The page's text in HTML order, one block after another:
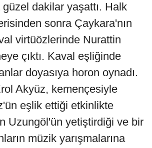
güzel dakilar yaşattı. Halk
sonra Çaykara'nın
virtüözlerinde Nurattin
çıktı. Kaval eşliğinde
doyasıya horon oynadı.
Akyüz, kemençesiyle
eşlik ettiği etkinlikte
Uzungöl'ün yetiştirdiği ve bir
müzik yarışmalarına